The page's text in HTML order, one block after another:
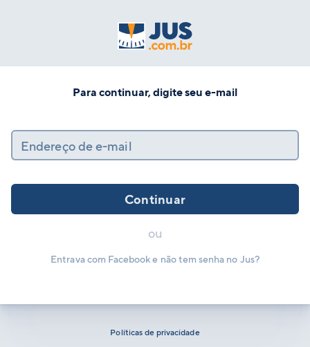
Para continuar, digite seu e-mail
Endereço de e-mail
Continuar
ou
Entrava com Facebook e não tem senha no Jus?
Políticas de privacidade